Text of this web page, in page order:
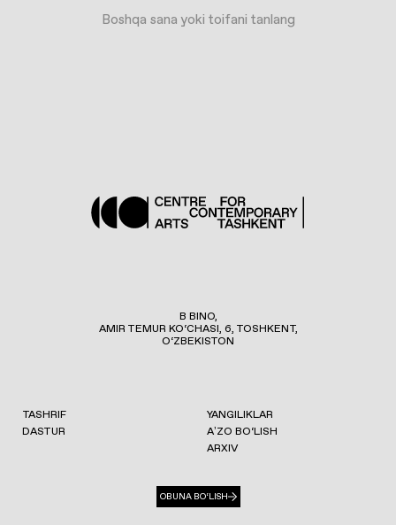
Boshqa sana yoki toifani tanlang
B BINO,
AMIR TEMUR KO‘CHASI, 6, TOSHKENT,
O‘ZBEKISTON
TASHRIF
DASTUR
YANGILIKLAR
AʼZO BO‘LISH
ARXIV
OBUNA BO‘LISH